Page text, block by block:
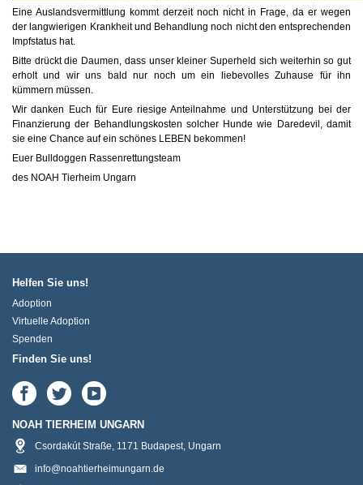
Eine Auslandsvermittlung kommt derzeit noch nicht in Frage, da er wegen
der langwierigen Krankheit und Behandlung noch nicht den entsprechenden
Impfstatus hat.
Bitte drückt die Daumen, dass unser kleiner Superheld sich weiterhin so gut
erholt und wir uns bald nur noch um ein liebevolles Zuhause für ihn
kümmern müssen.
Wir danken Euch für Eure riesige Anteilnahme und Unterstützung bei der
Finanzierung der Behandlungskosten solcher Hunde wie Daredevil, damit
sie eine Chance auf ein schönes LEBEN bekommen!
Euer Bulldoggen Rassenrettungsteam
des NOAH Tierheim Ungarn
Helfen Sie uns!
Adoption
Virtuelle Adoption
Spenden
Finden Sie uns!
NOAH TIERHEIM UNGARN
Csordakút Straße, 1171 Budapest, Ungarn
info@noahtierheimungarn.de